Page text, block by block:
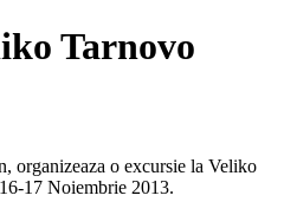
Tarnovo
organizeaza o excursie la Veliko
17 Noiembrie 2013.